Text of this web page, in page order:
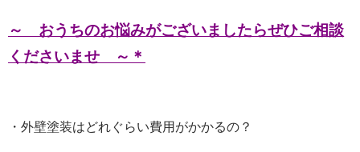
～ おうちのお悩みがございましたらぜひご相談
くださいませ ～＊
・外壁塗装はどれぐらい費用がかかるの？